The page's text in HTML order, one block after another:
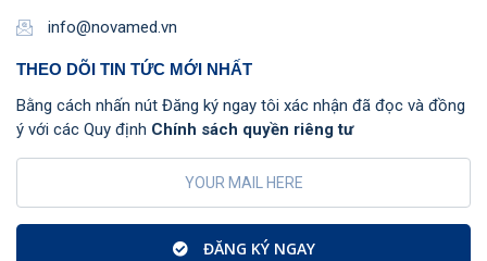
info@novamed.vn
THEO DÕI TIN TỨC MỚI NHẤT
Bằng cách nhấn nút Đăng ký ngay tôi xác nhận đã đọc và đồng
ý với các Quy định Chính sách quyền riêng tư
ĐĂNG KÝ NGAY